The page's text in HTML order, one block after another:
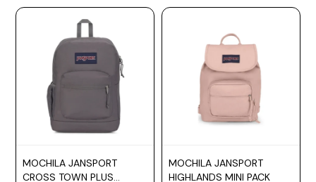
MOCHILA JANSPORT
CROSS TOWN PLUS
MOCHILA JANSPORT
HIGHLANDS MINI PACK